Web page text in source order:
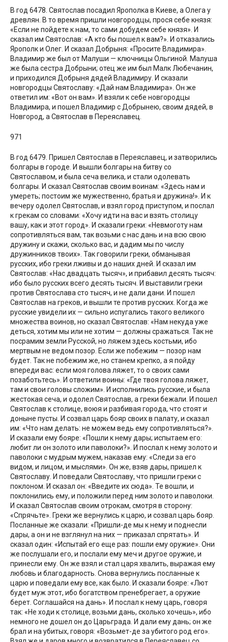
В год 6478. Святослав посадил Ярополка в Киеве, а Олега у
древлян. В то время пришли новгородцы, прося себе князя:
«Если не пойдете к нам, то сами добудем себе князя». И
сказал им Святослав: «А кто бы пошел к вам?». И отказались
Ярополк и Олег. И сказал Добрыня: «Просите Владимира».
Владимир же был от Малуши — ключницы Ольгиной. Малуша
же была сестра Добрыни; отец же им был Малк Любечанин,
и приходился Добрыня дядей Владимиру. И сказали
новгородцы Святославу: «Дай нам Владимира». Он же
ответил им: «Вот он вам». И взяли к себе новгородцы
Владимира, и пошел Владимир с Добрынею, своим дядей, в
Новгород, а Святослав в Переяславец.
971
В год 6479. Пришел Святослав в Переяславец, и затворились
болгары в городе. И вышли болгары на битву со
Святославом, и была сеча велика, и стали одолевать
болгары. И сказал Святослав своим воинам: «Здесь нам и
умереть; постоим же мужественно, братья и дружина!». И к
вечеру одолел Святослав, и взял город приступом, и послал
к грекам со словами: «Хочу идти на вас и взять столицу
вашу, как и этот город». И сказали греки: «Невмоготу нам
сопротивляться вам, так возьми с нас дань и на всю свою
дружину и скажи, сколько вас, и дадим мы по числу
дружинников твоих». Так говорили греки, обманывая
русских, ибо греки лживы и до наших дней. И сказал им
Святослав: «Нас двадцать тысяч», и прибавил десять тысяч:
ибо было русских всего десять тысяч. И выставили греки
против Святослава сто тысяч, и не дали дани. И пошел
Святослав на греков, и вышли те против русских. Когда же
русские увидели их — сильно испугались такого великого
множества воинов, но сказал Святослав: «Нам некуда уже
деться, хотим мы или не хотим — должны сражаться. Так не
посрамим земли Русской, но ляжем здесь костьми, ибо
мертвым не ведом позор. Если же побежим — позор нам
будет. Так не побежим же, но станем крепко, а я пойду
впереди вас: если моя голова ляжет, то о своих сами
позаботьтесь». И ответили воины: «Где твоя голова ляжет,
там и свои головы сложим». И исполнились русские, и была
жестокая сеча, и одолел Святослав, а греки бежали. И пошел
Святослав к столице, воюя и разбивая города, что стоят и
доныне пусты. И созвал царь бояр своих в палату, и сказал
им: «Что нам делать: не можем ведь ему сопротивляться?».
И сказали ему бояре: «Пошли к нему дары; испытаем его:
любит ли он золото или паволоки?». И послал к нему золото и
паволоки с мудрым мужем, наказав ему: «Следи за его
видом, и лицом, и мыслями». Он же, взяв дары, пришел к
Святославу. И поведали Святославу, что пришли греки с
поклоном. И сказал он: «Введите их сюда». Те вошли, и
поклонились ему, и положили перед ним золото и паволоки.
И сказал Святослав своим отрокам, смотря в сторону:
«Спрячьте». Греки же вернулись к царю, и созвал царь бояр.
Посланные же сказали: «Пришли-де мы к нему и поднесли
дары, а он и не взглянул на них — приказал спрятать». И
сказал один: «Испытай его еще раз: пошли ему оружие». Они
же послушали его, и послали ему меч и другое оружие, и
принесли ему. Он же взял и стал царя хвалить, выражая ему
любовь и благодарность. Снова вернулись посланные к
царю и поведали ему все, как было. И сказали бояре: «Лют
будет муж этот, ибо богатством пренебрегает, а оружие
берет. Соглашайся на дань». И послал к нему царь, говоря
так: «Не ходи к столице, возьми дань, сколько хочешь», ибо
немного не дошел он до Царьграда. И дали ему дань; он же
брал и на убитых, говоря: «Возьмет-де за убитого род его».